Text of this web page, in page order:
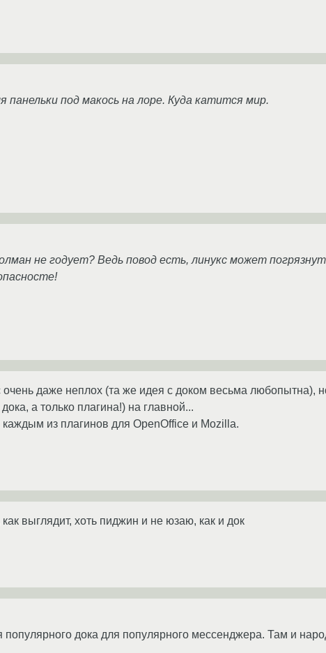
под макось на лоре. Куда катится мир.
не годует? Ведь повод есть, линукс может
даже неплох (та же идея с доком весьма любопытна),
а только плагина!) на главной...
из плагинов для OpenOffice и Mozilla.
выглядит, хоть пиджин и не юзаю, как и док
дока для популярного мессенджера. Там и